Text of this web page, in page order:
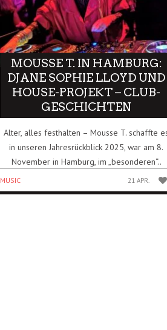
MOUSSE T. IN HAMBURG:
DJANE SOPHIE LLOYD UND
HOUSE-PROJEKT – CLUB-
GESCHICHTEN
Alter, alles festhalten – Mousse T. schaffte
in unseren Jahresrückblick 2025, war am 8.
November in Hamburg, im „besonderen“..
MUSIC 21 APR.